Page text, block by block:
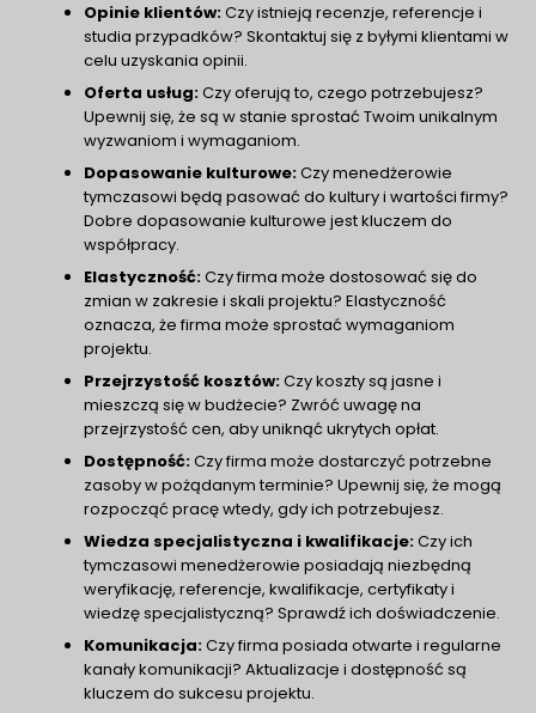
Opinie klientów:Czy istnieją recenzje, referencje i
studia przypadków? Skontaktuj się z byłymi klientami w
celu uzyskania opinii.
Oferta usług:Czy oferują to, czego potrzebujesz?
Upewnij się, że są w stanie sprostać Twoim unikalnym
wyzwaniom i wymaganiom.
Dopasowanie kulturowe:Czy menedżerowie
tymczasowi będą pasować do kultury i wartości firmy?
Dobre dopasowanie kulturowe jest kluczem do
współpracy.
Elastyczność:Czy firma może dostosować się do
zmian w zakresie i skali projektu? Elastyczność
oznacza, że firma może sprostać wymaganiom
projektu.
Przejrzystość kosztów:Czy koszty są jasne i
mieszczą się w budżecie? Zwróć uwagę na
przejrzystość cen, aby uniknąć ukrytych opłat.
Dostępność:Czy firma może dostarczyć potrzebne
zasoby w pożądanym terminie? Upewnij się, że mogą
rozpocząć pracę wtedy, gdy ich potrzebujesz.
Wiedza specjalistyczna i kwalifikacje:Czy ich
tymczasowi menedżerowie posiadają niezbędną
weryfikację, referencje, kwalifikacje, certyfikaty i
wiedzę specjalistyczną? Sprawdź ich doświadczenie.
Komunikacja:Czy firma posiada otwarte i regularne
kanały komunikacji? Aktualizacje i dostępność są
kluczem do sukcesu projektu.